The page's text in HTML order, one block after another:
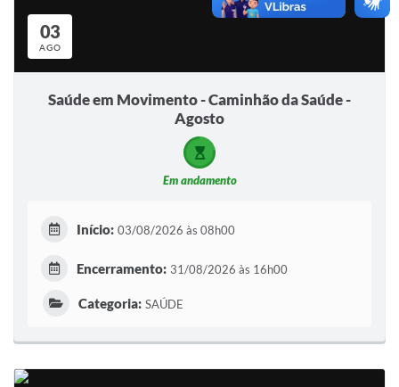
03
AGO
Saúde em Movimento - Caminhão da Saúde -
Agosto
Em andamento
Início: 03/08/2026 às 08h00
Encerramento: 31/08/2026 às 16h00
Categoria: SAÚDE